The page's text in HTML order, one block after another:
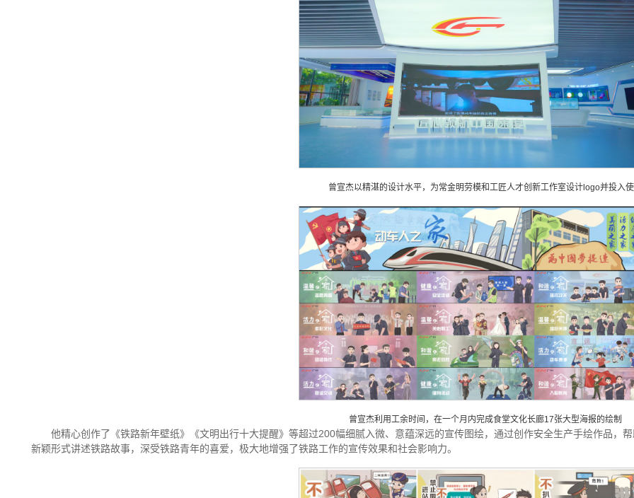
曾宣杰以精湛的设计水平，为常金明劳模和工匠人才创新工作室设计logo并投入
曾宣杰利用工余时间，在一个月内完成食堂文化长廊17张大型海报的绘制
他精心创作了《铁路新年壁纸》《文明出行十大提醒》等超过200幅细腻入微、意蕴深远的宣传图绘，通过创作安全生产手绘作品，
新颖形式讲述铁路故事，深受铁路青年的喜爱，极大地增强了铁路工作的宣传效果和社会影响力。